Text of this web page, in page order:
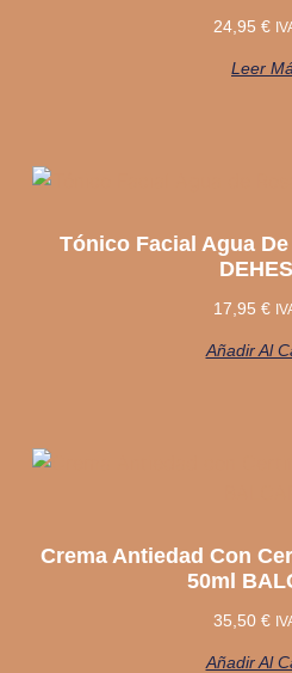
24,95 €
Leer
Tónico Facial Agua
17,95 €
Añadir Al
Crema Antiedad Con
50ml
35,50 €
Añadir Al